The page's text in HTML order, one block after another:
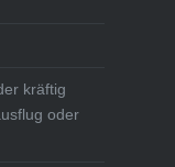
kräftig
oder